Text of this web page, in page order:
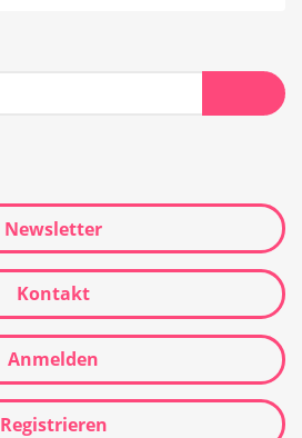
Newsletter
Kontakt
Anmelden
Registrieren